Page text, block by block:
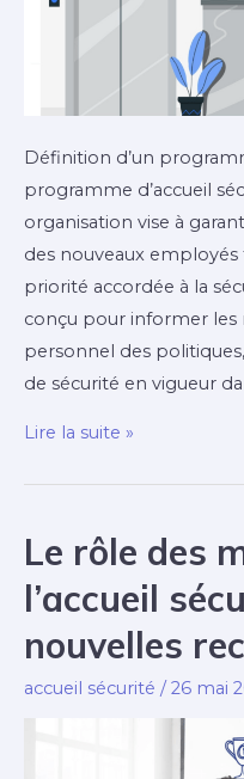
Définition d’un
programme d’accueil
organisation vise à
des nouveaux
priorité accordée à la
conçu pour informer les
personnel des
de sécurité en vigueur
Comment
votre
programme
sécurité
Lire la suite »
Le rôle des
l’accueil
nouvelles
accueil sécurité /26 mai